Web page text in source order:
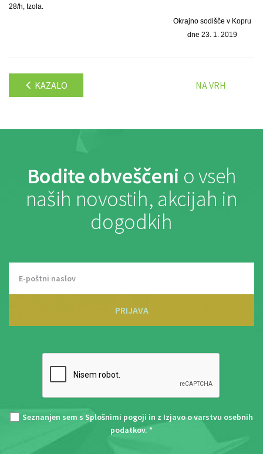
28/h, Izola.
Okrajno sodišče v Kopru
dne 23. 1. 2019
KAZALO NA VRH
Bodite obveščeni o vseh
naših novostih, akcijah in
dogodkih
PRIJAVA
Seznanjen sem s Splošnimi pogoji in z Izjavo o varstvu osebnih
podatkov. *